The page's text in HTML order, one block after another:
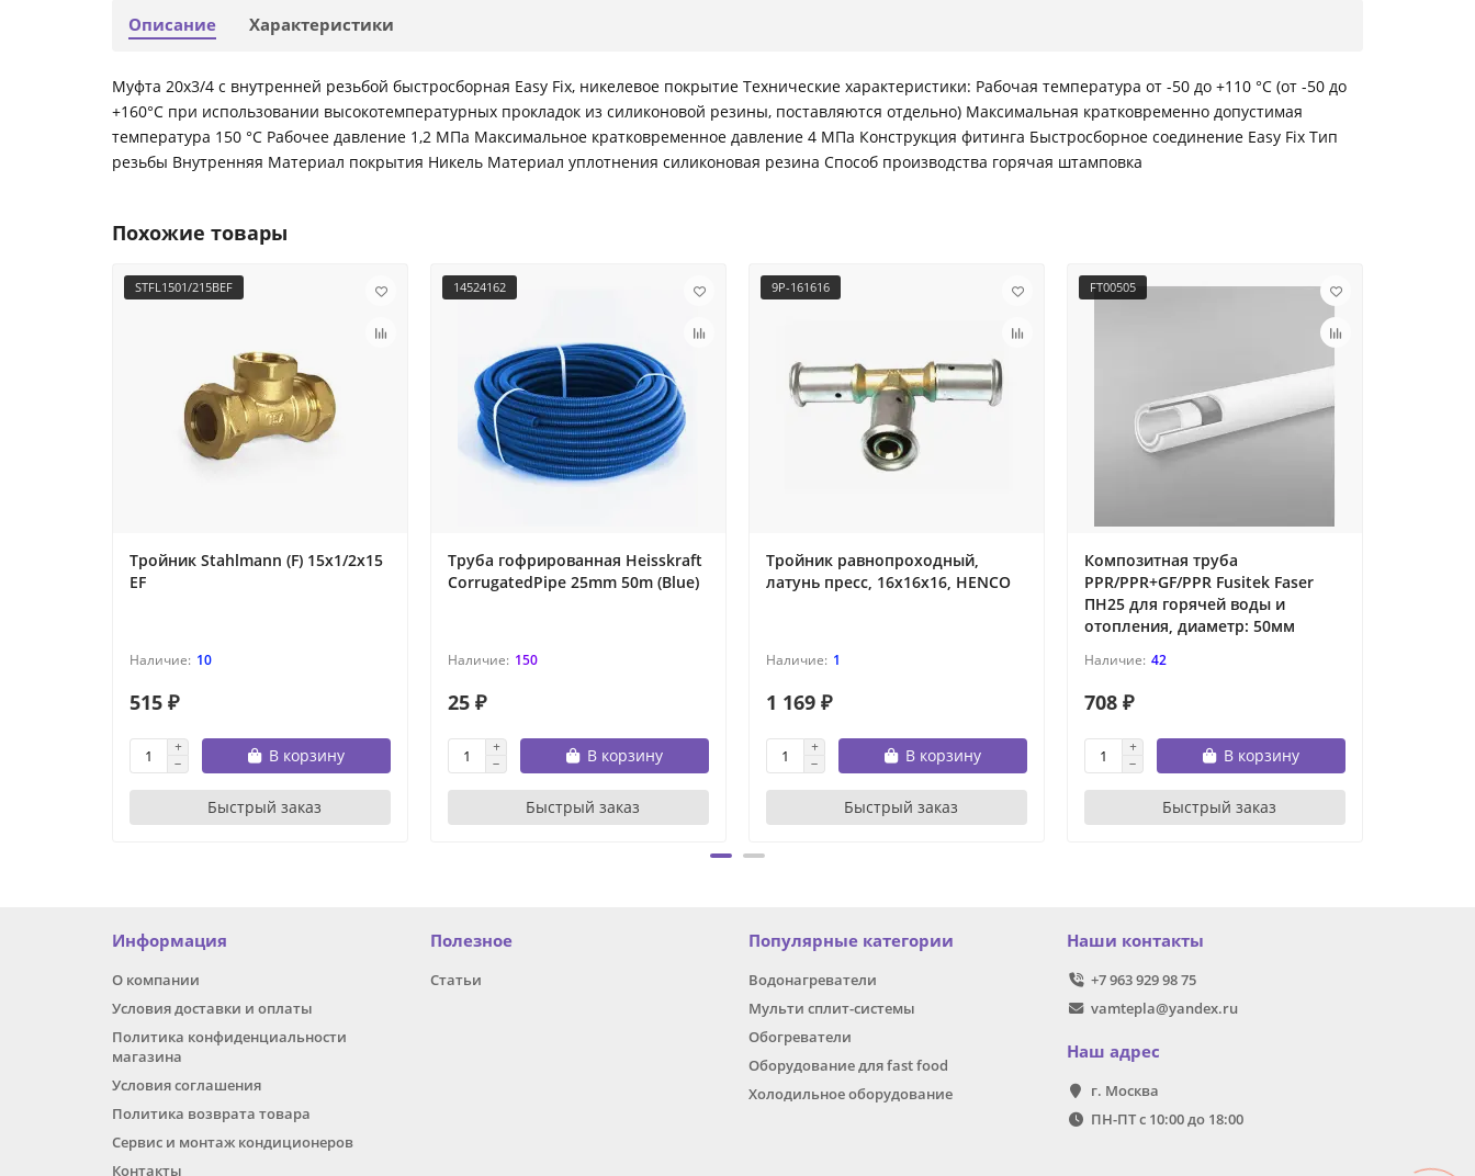
Описание Характеристики
Муфта 20х3/4 с внутренней резьбой быстросборная Easy Fix, никелевое покрытие Технические характеристики: Рабочая температура от -50 до +110 °С (от -50 до
+160°С при использовании высокотемпературных прокладок из силиконовой резины, поставляются отдельно) Максимальная кратковременно допустимая
температура 150 °С Рабочее давление 1,2 МПа Максимальное кратковременное давление 4 МПа Конструкция фитинга Быстросборное соединение Easy Fix Тип
резьбы Внутренняя Материал покрытия Никель Материал уплотнения силиконовая резина Способ производства горячая штамповка
Похожие товары
STFL1501/215BEF
Тройник Stahlmann (F) 15х1/2х15
EF
10
515 ₽
В корзину
Быстрый заказ
14524162
Труба гофрированная Heisskraft
CorrugatedPipe 25mm 50m (Blue)
150
25 ₽
В корзину
Быстрый заказ
9P-161616
Тройник равнопроходный,
латунь пресс, 16x16x16, HENCO
1
1 169 ₽
В корзину
Быстрый заказ
FT00505
Композитная труба
PPR/PPR+GF/PPR Fusitek Faser
ПН25 для горячей воды и
отопления, диаметр: 50мм
42
708 ₽
В корзину
Быстрый заказ
Информация
О компании
Условия доставки и оплаты
Политика конфиденциальности
магазина
Условия соглашения
Политика возврата товара
Сервис и монтаж кондиционеров
Контакты
Полезное
Статьи
Популярные категории
Водонагреватели
Мульти сплит-системы
Обогреватели
Оборудование для fast food
Холодильное оборудование
Наши контакты
+7 963 929 98 75
vamtepla@yandex.ru
Наш адрес
г. Москва
ПН-ПТ с 10:00 до 18:00